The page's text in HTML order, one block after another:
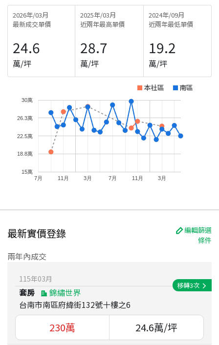
2026年/03月
最新成交單價
24.6
萬/坪
2025年/03月
近兩年最高單價
28.7
萬/坪
2024年/09月
近兩年最低單價
19.2
萬/坪
本社區 南區
7月 11月 3月 7月 11月 3月
15萬
18.8萬
22.5萬
26.3萬
30萬
最新實價登錄
編輯篩選
條件
兩年內成交
115年03月
套房
錦繡世界
台南市南區府緯街132號十樓之6
移轉3次
230萬 24.6萬/坪